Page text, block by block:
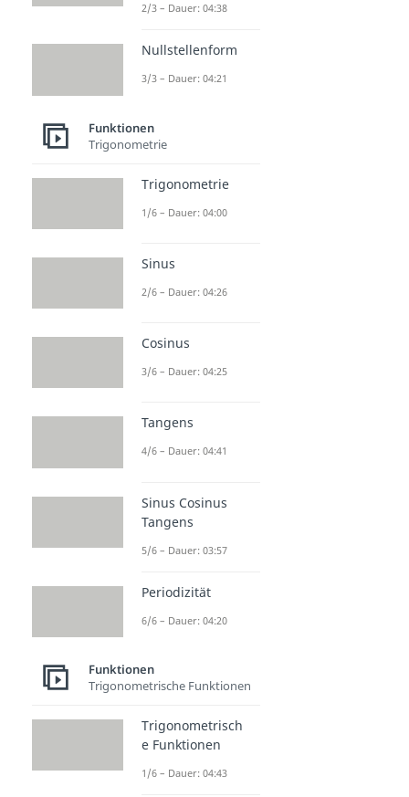
2/3 – Dauer: 04:38
Nullstellenform
3/3 – Dauer: 04:21
Funktionen
Trigonometrie
Trigonometrie
1/6 – Dauer: 04:00
Sinus
2/6 – Dauer: 04:26
Cosinus
3/6 – Dauer: 04:25
Tangens
4/6 – Dauer: 04:41
Sinus Cosinus
Tangens
5/6 – Dauer: 03:57
Periodizität
6/6 – Dauer: 04:20
Funktionen
Trigonometrische Funktionen
Trigonometrisch
e Funktionen
1/6 – Dauer: 04:43